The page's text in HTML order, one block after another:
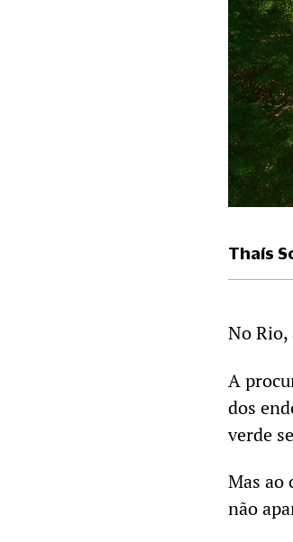
Thaís
No Rio,
A
dos
verde
Mas ao
não